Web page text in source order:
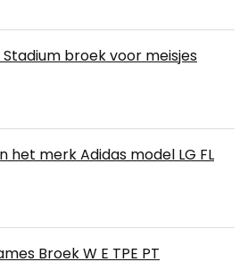
Stadium broek voor meisjes
het merk Adidas model LG FL
Broek W E TPE PT